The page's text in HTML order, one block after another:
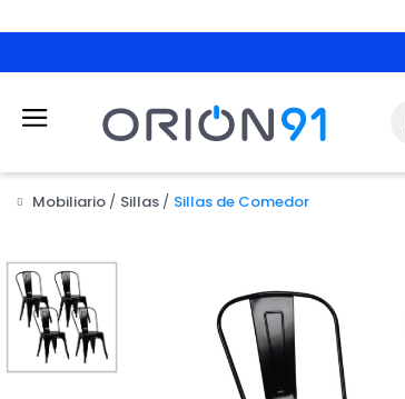
Mobiliario Sillas Sillas de Comedor